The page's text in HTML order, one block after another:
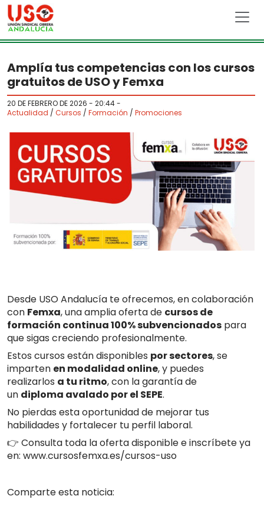
Skip to main content
Amplía tus competencias con los cursos
gratuitos de USO y Femxa
20 DE FEBRERO DE 2026 - 20:44-
Actualidad / Cursos / Formación / Promociones
Desde USO Andalucía te ofrecemos, en colaboración
con Femxa, una amplia oferta de cursos de
formación continua 100% subvencionados para
que sigas creciendo profesionalmente.
Estos cursos están disponibles por sectores, se
imparten en modalidad online, y puedes
realizarlos a tu ritmo, con la garantía de
un diploma avalado por el SEPE.
No pierdas esta oportunidad de mejorar tus
habilidades y fortalecer tu perfil laboral.
👉 Consulta toda la oferta disponible e inscríbete ya
en: www.cursosfemxa.es/cursos-uso
Comparte esta noticia: